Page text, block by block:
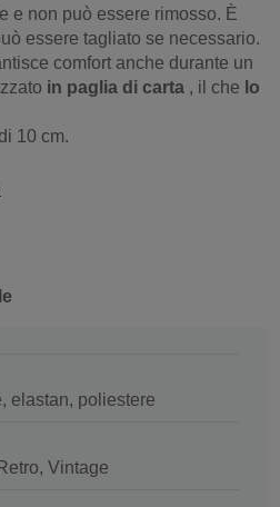
e non può essere rimosso. È
essere tagliato se necessario.
comfort anche durante un
in paglia di carta , il che lo
10 cm.
elastan, poliestere
Vintage